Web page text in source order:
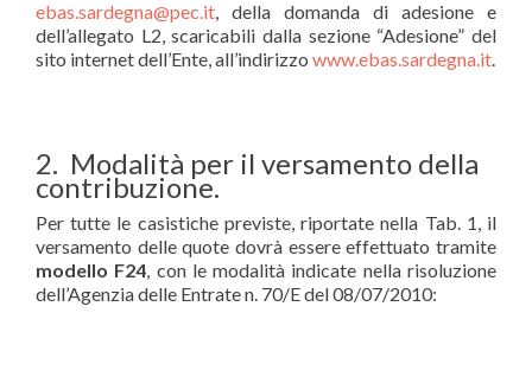
ebas.sardegna@pec.it, della domanda di adesione e
dell’allegato L2, scaricabili dalla sezione “Adesione” del
sito internet dell’Ente, all’indirizzo www.ebas.sardegna.it.
2. Modalità per il versamento della
contribuzione.
Per tutte le casistiche previste, riportate nella Tab. 1, il
versamento delle quote dovrà essere effettuato tramite
modello F24, con le modalità indicate nella risoluzione
dell’Agenzia delle Entrate n. 70/E del 08/07/2010: